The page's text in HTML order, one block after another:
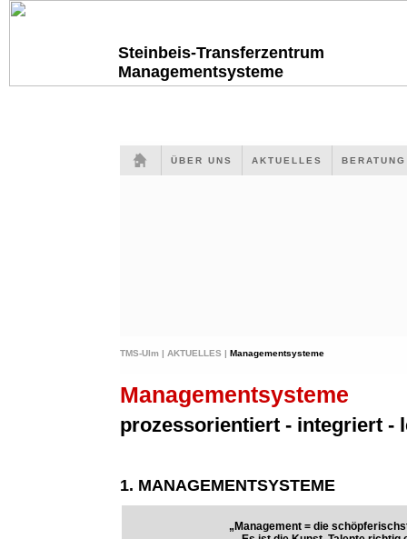
Steinbeis-Transferzentrum
Managementsysteme
ÜBER UNS AKTUELLES
TMS-Ulm | AKTUELLES | Managementsysteme
Managementsysteme
prozessorientiert - integriert -
1. MANAGEMENTSYSTEME
„Management = die